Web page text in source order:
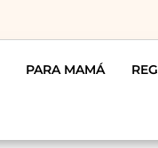
PARA MAMÁ